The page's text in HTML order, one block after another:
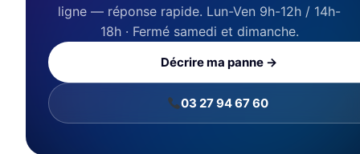
ligne — réponse rapide. Lun-Ven 9h-12h / 14h-
18h · Fermé samedi et dimanche.
Décrire ma panne →
03 27 94 67 60